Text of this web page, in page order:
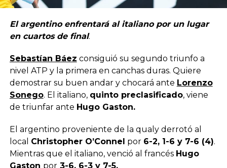
El argentino enfrentará al italiano por un lugar
en cuartos de final.
Sebastían Báez consiguió su segundo triunfo a
nivel ATP y la primera en canchas duras. Quiere
demostrar su buen andar y chocará ante Lorenzo
Sonego. El italiano, quinto preclasificado, viene
de triunfar ante Hugo Gaston.
El argentino proveniente de la qualy derrotó al
local Christopher O’Connel por 6-2, 1-6 y 7-6 (4).
Mientras que el italiano, venció al francés Hugo
Gaston por3-6, 6-3 y 7-5.